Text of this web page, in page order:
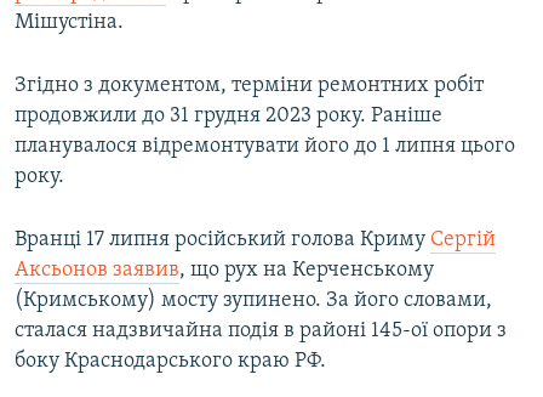
Мішустіна.
Згідно з документом, терміни ремонтних робіт
продовжили до 31 грудня 2023 року. Раніше
планувалося відремонтувати його до 1 липня цього
року.
Вранці 17 липня російський голова Криму Сергій
Аксьонов заявив, що рух на Керченському
(Кримському) мосту зупинено. За його словами,
сталася надзвичайна подія в районі 145-ої опори з
боку Краснодарського краю РФ.